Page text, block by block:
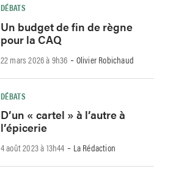
DÉBATS
Un budget de fin de règne
pour la CAQ
22 mars 2026 à 9h36 -Olivier Robichaud
DÉBATS
D’un « cartel » à l’autre à
l’épicerie
4 août 2023 à 13h44 - La Rédaction